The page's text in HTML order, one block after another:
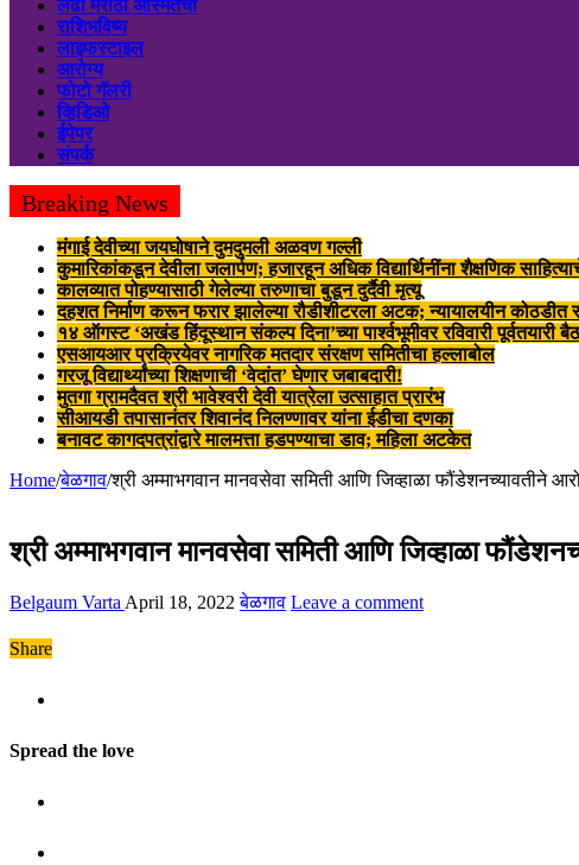
लढा मराठी अस्मितेचा
राशिभविष्य
लाइफस्टाइल
आरोग्य
फोटो गॅलरी
व्हिडिओ
ईपेपर
संपर्क
Breaking News
मंगाई देवीच्या जयघोषाने दुमदुमली अळवण गल्ली
कुमारिकांकडून देवीला जलार्पण; हजारहून अधिक विद्यार्थिनींना शैक्षणिक
कालव्यात पोहण्यासाठी गेलेल्या तरुणाचा बुडून दुर्दैवी मृत्यू
दहशत निर्माण करून फरार झालेल्या रौडीशीटरला अटक; न्यायालयीन कोठडीत
१४ ऑगस्ट ‘अखंड हिंदूस्थान संकल्प दिना’च्या पार्श्वभूमीवर रविवारी पूर्वतयारी
एसआयआर प्रक्रियेवर नागरिक मतदार संरक्षण समितीचा हल्लाबोल
गरजू विद्यार्थ्यांच्या शिक्षणाची ‘वेदांत’ घेणार जबाबदारी!
मुतगा ग्रामदैवत श्री भावेश्वरी देवी यात्रेला उत्साहात प्रारंभ
सीआयडी तपासानंतर शिवानंद निलण्णावर यांना ईडीचा दणका
बनावट कागदपत्रांद्वारे मालमत्ता हडपण्याचा डाव; महिला अटकेत
Home/बेळगाव/श्री अम्माभगवान मानवसेवा समिती आणि जिव्हाळा फौंडेशनच्यावतीने
श्री अम्माभगवान मानवसेवा समिती आणि जिव्हाळा
Belgaum Varta April 18, 2022 बेळगाव Leave a comment
Share
Spread the love